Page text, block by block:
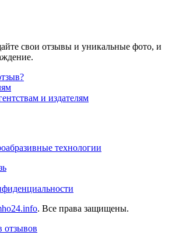
свои отзывы и уникальные фото, и
и издателям
технологии
. Все права защищены.
отзывов